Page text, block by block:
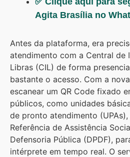
Agita Brasília no
Antes da plataforma, era
atendimento com a Central de
Libras (CIL) de forma
bastante o acesso. Com a
escanear um QR Code fixado
públicos, como unidades
de pronto atendimento
Referência de Assistência
Defensoria Pública (DPDF),
intérprete em tempo real. O